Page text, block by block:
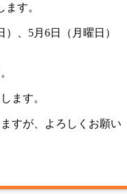
す。
、5月6日（月曜日）
ます。
すが、よろしくお願い